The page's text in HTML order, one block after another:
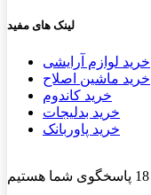
لینک های مفید
خرید لوازم آرایشی
خرید ماشین اصلاح
خرید کاندوم
خرید بدلیجات
خرید پاوربانک